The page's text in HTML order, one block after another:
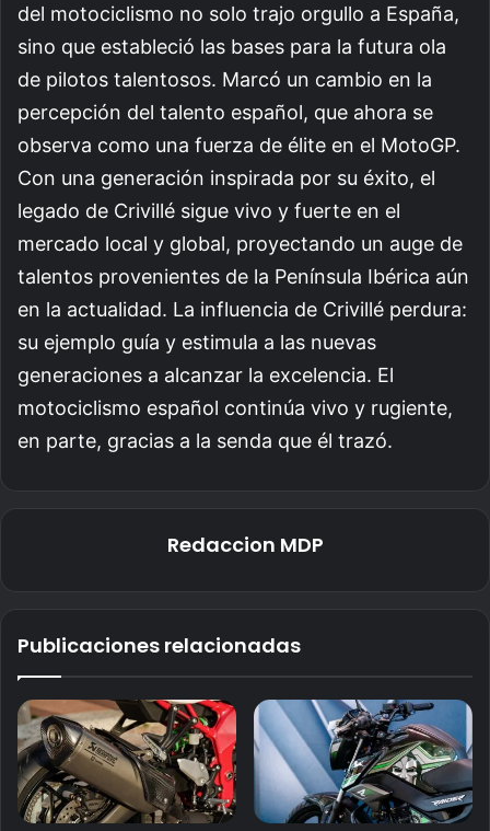
del motociclismo no solo trajo orgullo a España,
sino que estableció las bases para la futura ola
de pilotos talentosos. Marcó un cambio en la
percepción del talento español, que ahora se
observa como una fuerza de élite en el MotoGP.
Con una generación inspirada por su éxito, el
legado de Crivillé sigue vivo y fuerte en el
mercado local y global, proyectando un auge de
talentos provenientes de la Península Ibérica aún
en la actualidad. La influencia de Crivillé perdura:
su ejemplo guía y estimula a las nuevas
generaciones a alcanzar la excelencia. El
motociclismo español continúa vivo y rugiente,
en parte, gracias a la senda que él trazó.
Redaccion MDP
Publicaciones relacionadas